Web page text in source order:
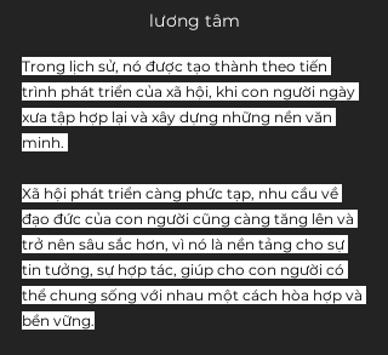
lương tâm
Trong lịch sử, nó được tạo thành theo tiến
trình phát triển của xã hội, khi con người ngày
xưa tập hợp lại và xây dựng những nền văn
minh.
Xã hội phát triển càng phức tạp, nhu cầu về
đạo đức của con người cũng càng tăng lên và
trở nên sâu sắc hơn, vì nó là nền tảng cho sự
tin tưởng, sự hợp tác, giúp cho con người có
thể chung sống với nhau một cách hòa hợp và
bền vững.